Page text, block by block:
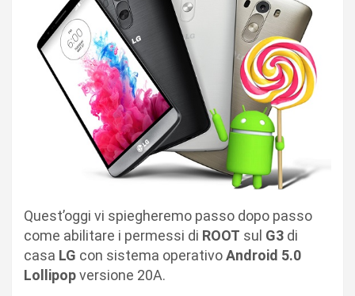
Quest’oggi vi spiegheremo passo dopo passo
come abilitare i permessi di ROOT sul G3 di
casa LG con sistema operativoAndroid 5.0
Lollipopversione 20A.